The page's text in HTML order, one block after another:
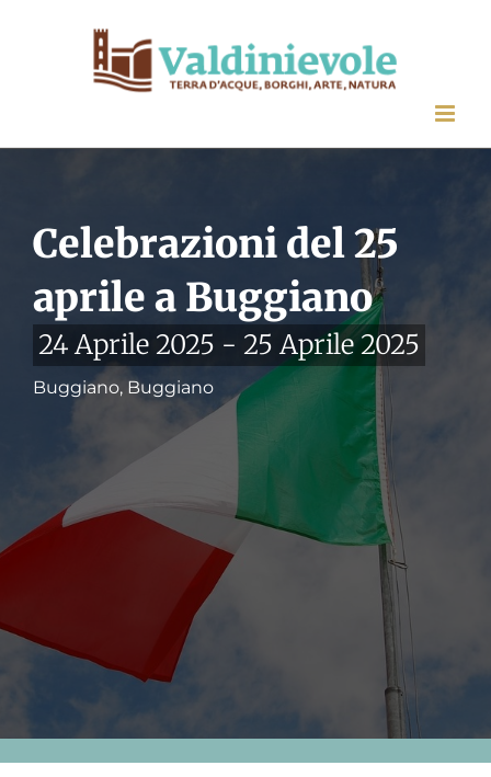
Celebrazioni del 25
aprile a Buggiano
24 Aprile 2025 - 25 Aprile 2025
Buggiano, Buggiano